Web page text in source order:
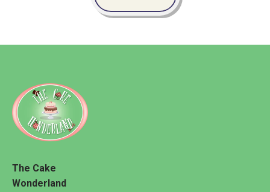
The Cake
Wonderland